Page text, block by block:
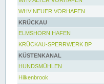
WHV NEUER VORHAFEN
KRÜCKAU
ELMSHORN HAFEN
KRÜCKAU-SPERRWERK BP
KÜSTENKANAL
HUNDSMÜHLEN
Hilkenbrook